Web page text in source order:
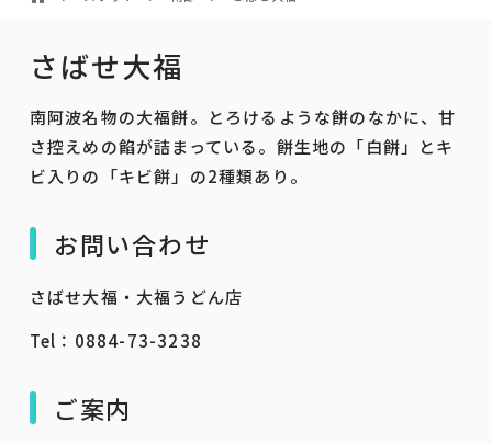
さばせ大福
南阿波名物の大福餅。とろけるような餅のなかに、甘
さ控えめの餡が詰まっている。餅生地の「白餅」とキ
ビ入りの「キビ餅」の2種類あり。
お問い合わせ
さばせ大福・大福うどん店
Tel：0884-73-3238
ご案内